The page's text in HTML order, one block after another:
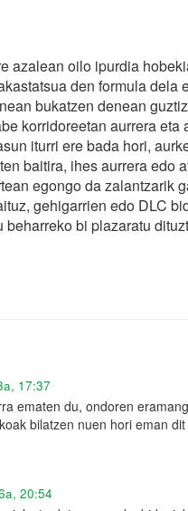
azalean oilo ipurdia
den formula dela
bukatzen denean
korridoreetan aurrera
iturri ere bada hori,
baitira, ihes aurrera edo
egongo da zalantzarik
gehigarrien edo DLC
bi plazaratu
17:37
ematen du, ondoren
bilatzen nuen hori eman
20:54